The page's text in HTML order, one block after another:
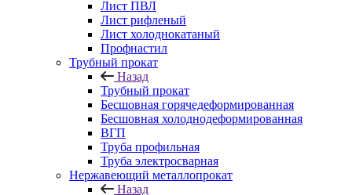
Лист ПВЛ
Лист рифленый
Лист холоднокатаный
Профнастил
Трубный прокат
Назад
Трубный прокат
Бесшовная горячедеформированная
Бесшовная холоднодеформированная
ВГП
Труба профильная
Труба электросварная
Нержавеющий металлопрокат
Назад